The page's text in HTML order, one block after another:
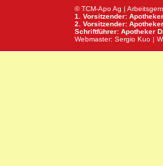
© TCM-Apo Ag |
1. Vorsitzender:
2. Vorsitzender:
Schriftführer: Apotheker
Webmaster: Sergio Kuo |